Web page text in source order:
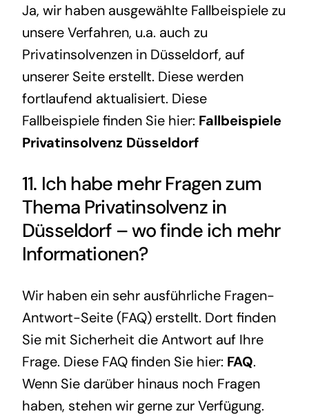
Ja, wir haben ausgewählte Fallbeispiele zu
unsere Verfahren, u.a. auch zu
Privatinsolvenzen in Düsseldorf, auf
unserer Seite erstellt. Diese werden
fortlaufend aktualisiert. Diese
Fallbeispiele finden Sie hier: Fallbeispiele
Privatinsolvenz Düsseldorf
11. Ich habe mehr Fragen zum
Thema Privatinsolvenzin
Düsseldorf – wo finde ich mehr
Informationen?
Wir haben ein sehr ausführliche Fragen-
Antwort-Seite (FAQ) erstellt. Dort finden
Sie mit Sicherheit die Antwort auf Ihre
Frage. Diese FAQ finden Sie hier: FAQ.
Wenn Sie darüber hinaus noch Fragen
haben, stehen wir gerne zur Verfügung.